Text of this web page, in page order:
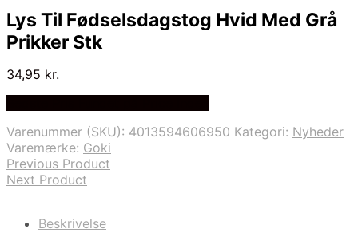
Lys Til Fødselsdagstog Hvid Med Grå
Prikker Stk
34,95 kr.
Varenummer (SKU): 4013594606950 Kategori: Nyheder
Varemærke: Goki
Previous Product
Next Product
Beskrivelse